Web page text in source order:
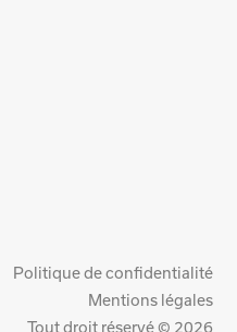
Politique de confidentialité
Mentions légales
Tout droit réservé © 2026